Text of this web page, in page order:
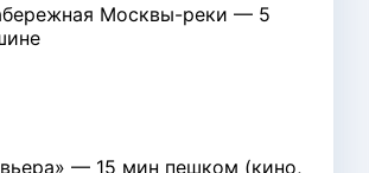
Москвы-реки — 5
— 15 мин пешком (кино,